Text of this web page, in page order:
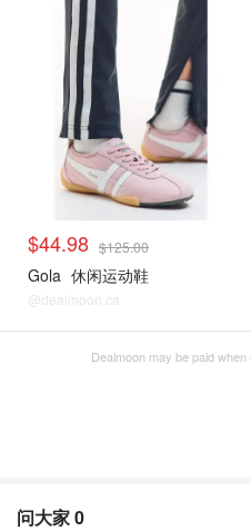
$44.98 $125.00
Gola 休闲运动鞋
@dealmoon.ca
Dealmoon may be paid
问大家0